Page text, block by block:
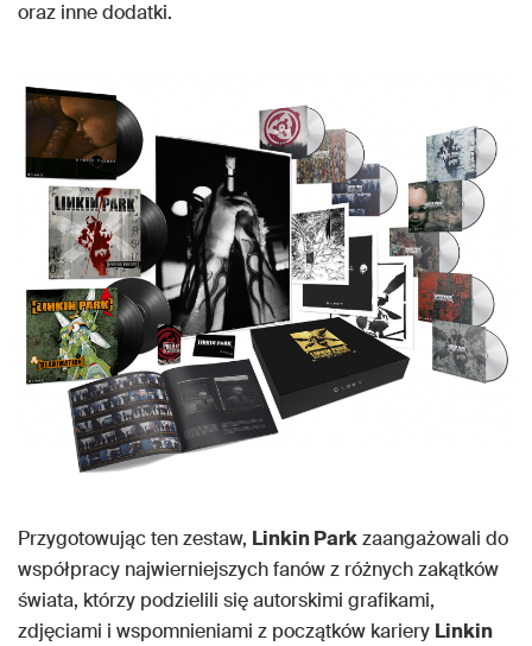
oraz inne dodatki.
Przygotowując ten zestaw, Linkin Parkzaangażowali do
współpracy najwierniejszych fanów z różnych zakątków
świata, którzy podzielili się autorskimi grafikami,
zdjęciami i wspomnieniami z początków kariery Linkin